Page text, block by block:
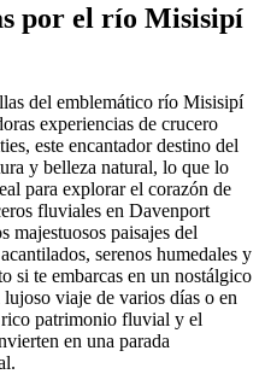
por el río Misisipí
del emblemático río Misisipí
experiencias de crucero
este encantador destino del
y belleza natural, lo que lo
para explorar el corazón de
fluviales en Davenport
majestuosos paisajes del
serenos humedales y
si te embarcas en un nostálgico
viaje de varios días o en
patrimonio fluvial y el
en una parada